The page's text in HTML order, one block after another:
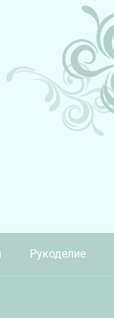
Рукоделие